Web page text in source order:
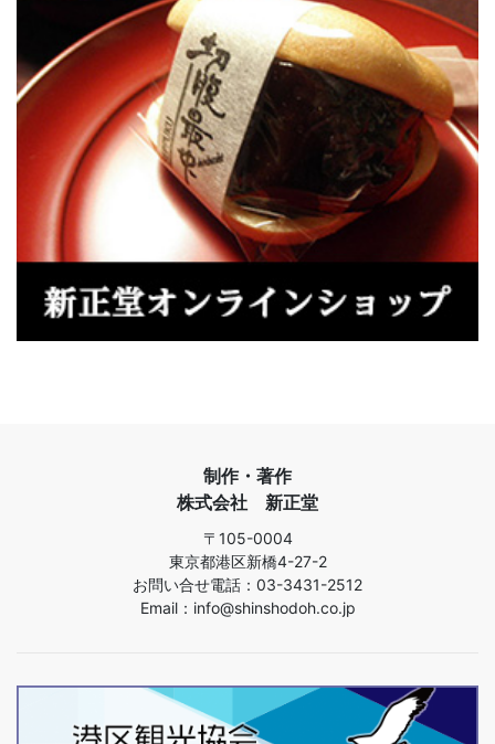
制作・著作
株式会社 新正堂
〒105-0004
東京都港区新橋4-27-2
お問い合せ電話：03-3431-2512
Email：info@shinshodoh.co.jp